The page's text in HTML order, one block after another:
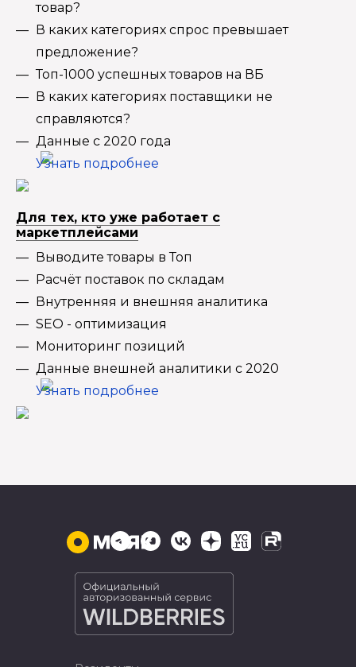
товар?
В каких категориях спрос превышает
предложение?
Топ-1000 успешных товаров на ВБ
В каких категориях поставщики не
справляются?
Данные с 2020 года
Узнать подробнее
Для тех, кто уже работает с
маркетплейсами
Выводите товары в Топ
Расчёт поставок по складам
Внутренняя и внешняя аналитика
SEO - оптимизация
Мониторинг позиций
Данные внешней аналитики с 2020
Узнать подробнее